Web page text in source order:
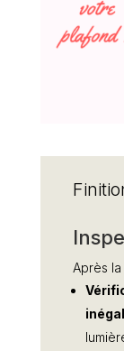
Après